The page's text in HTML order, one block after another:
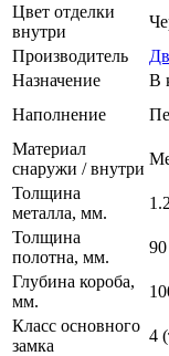
Цвет отделки
внутри
Производитель
Назначение
В
Наполнение
Материал
снаружи / внутри
Толщина
металла, мм.
1.2
Толщина
полотна, мм.
90
Глубина короба,
мм.
Класс основного
замка
4